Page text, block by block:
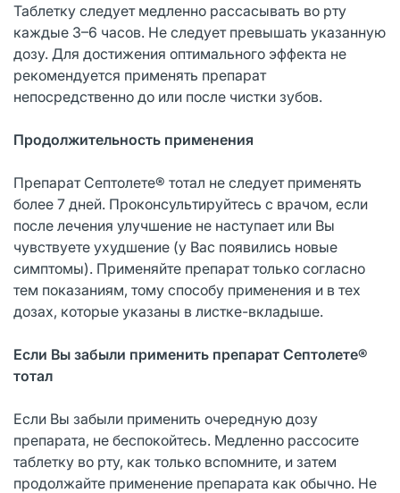
Таблетку следует медленно рассасывать во рту
каждые 3–6 часов. Не следует превышать указанную
дозу. Для достижения оптимального эффекта не
рекомендуется применять препарат
непосредственно до или после чистки зубов.
Продолжительность применения
Препарат Септолете® тотал не следует применять
более 7 дней. Проконсультируйтесь с врачом, если
после лечения улучшение не наступает или Вы
чувствуете ухудшение (у Вас появились новые
симптомы). Применяйте препарат только согласно
тем показаниям, тому способу применения и в тех
дозах, которые указаны в листке-вкладыше.
Если Вы забыли применить препарат Септолете®
тотал
Если Вы забыли применить очередную дозу
препарата, не беспокойтесь. Медленно рассосите
таблетку во рту, как только вспомните, и затем
продолжайте применение препарата как обычно. Не